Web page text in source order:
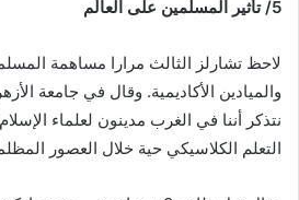
5/ تأثير المسلمين على العالم
لاحظ تشارلز الثالث مرارا مساهمة
نتذكر أننا في الغرب مدينون لعلماء
التعلم الكلاسيكي حية خلال العصور